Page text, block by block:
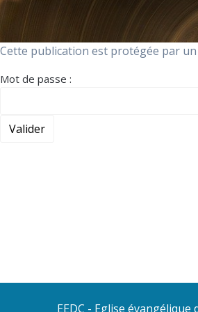
Cette publication est protégée par
Mot de passe :
EEDC - Eglise évangélique